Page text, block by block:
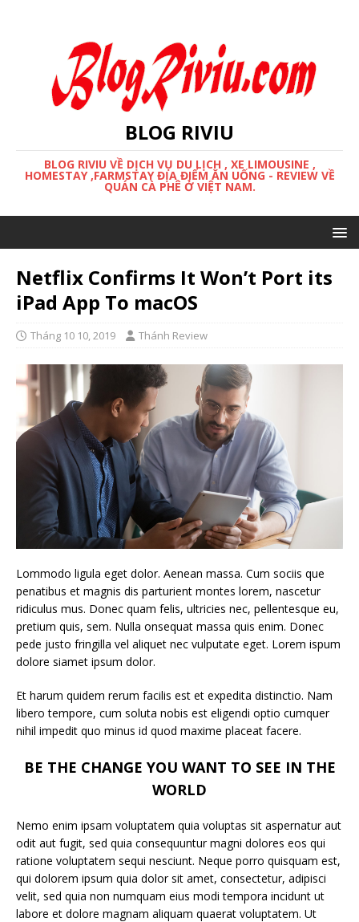
BLOG RIVIU
BLOG RIVIU VỀ DỊCH VỤ DU LỊCH , XE LIMOUSINE ,
HOMESTAY ,FARMSTAY ĐỊA ĐIỂM ĂN UỐNG - REVIEW VỀ
QUÁN CÀ PHÊ Ở VIỆT NAM.
Netflix Confirms It Won’t Port its
iPad App To macOS
Tháng 10 10, 2019 Thánh Review
Lommodo ligula eget dolor. Aenean massa. Cum sociis que
penatibus et magnis dis parturient montes lorem, nascetur
ridiculus mus. Donec quam felis, ultricies nec, pellentesque eu,
pretium quis, sem. Nulla onsequat massa quis enim. Donec
pede justo fringilla vel aliquet nec vulputate eget. Lorem ispum
dolore siamet ipsum dolor.
Et harum quidem rerum facilis est et expedita distinctio. Nam
libero tempore, cum soluta nobis est eligendi optio cumquer
nihil impedit quo minus id quod maxime placeat facere.
BE THE CHANGE YOU WANT TO SEE IN THE
WORLD
Nemo enim ipsam voluptatem quia voluptas sit aspernatur aut
odit aut fugit, sed quia consequuntur magni dolores eos qui
ratione voluptatem sequi nesciunt. Neque porro quisquam est,
qui dolorem ipsum quia dolor sit amet, consectetur, adipisci
velit, sed quia non numquam eius modi tempora incidunt ut
labore et dolore magnam aliquam quaerat voluptatem. Ut